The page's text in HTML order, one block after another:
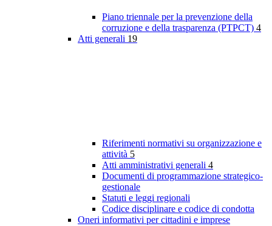
Piano triennale per la prevenzione della
corruzione e della trasparenza (PTPCT) 4
Atti generali 19
Riferimenti normativi su organizzazione e
attività 5
Atti amministrativi generali 4
Documenti di programmazione strategico-
gestionale
Statuti e leggi regionali
Codice disciplinare e codice di condotta
Oneri informativi per cittadini e imprese